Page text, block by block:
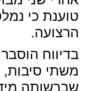
טוענת כי
הרצועה.
בדיווח
משתי
שברשותה